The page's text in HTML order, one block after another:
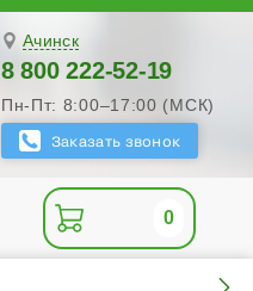
Ачинск
8 800 222-52-19
Пн-Пт: 8:00–17:00 (МСК)
0